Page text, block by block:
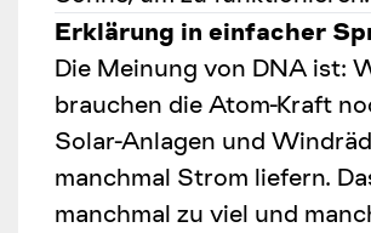
Erklärung in einfacher
Die Meinung von DNA ist:
brauchen die Atom-Kraft
Solar-Anlagen und
manchmal Strom liefern.
manchmal zu viel und